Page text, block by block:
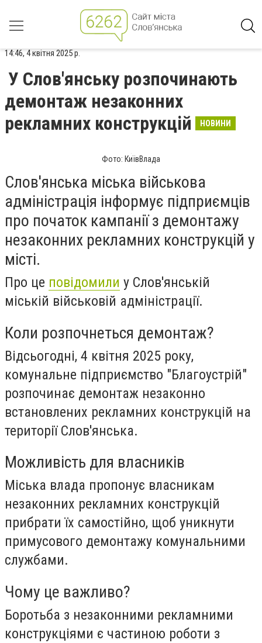
14:46, 4 квітня 2025 р.
У Слов'янську розпочинають
демонтаж незаконних
рекламних конструкцій
НОВИНИ
Фото: КиївВлада
Слов'янська міська військова
адміністрація інформує підприємців
про початок кампанії з демонтажу
незаконних рекламних конструкцій у
місті.
Про це повідомили у Слов'янській
міській військовій адміністрації.
Коли розпочнеться демонтаж?
Відсьогодні, 4 квітня 2025 року,
комунальне підприємство "Благоустрій"
розпочинає демонтаж незаконно
встановлених рекламних конструкцій на
території Слов'янська.
Можливість для власників
Міська влада пропонує власникам
незаконних рекламних конструкцій
прибрати їх самостійно, щоб уникнути
примусового демонтажу комунальними
службами.
Чому це важливо?
Боротьба з незаконними рекламними
конструкціями є частиною роботи з